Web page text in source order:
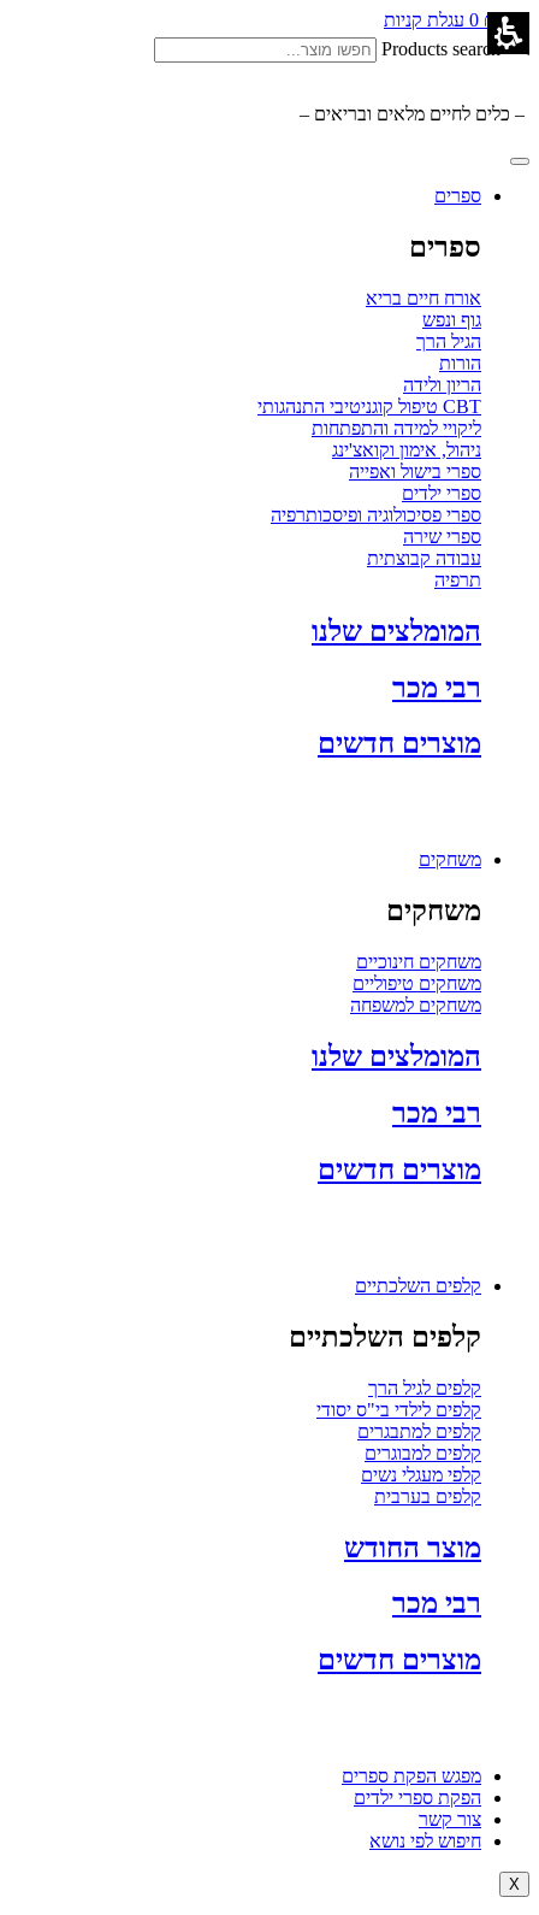
₪ 0.00
0 עגלת קניות
Products search
– כלים לחיים מלאים ובריאים –
ספרים
ספרים
אורח חיים בריא
גוף ונפש
הגיל הרך
הורות
הריון ולידה
CBT טיפול קוגניטיבי התנהגותי
ליקויי למידה והתפתחות
ניהול, אימון וקואצ'ינג
ספרי בישול ואפייה
ספרי ילדים
ספרי פסיכולוגיה ופיסכותרפיה
ספרי שירה
עבודה קבוצתית
תרפיה
המומלצים שלנו
רבי מכר
מוצרים חדשים
משחקים
משחקים
משחקים חינוכיים
משחקים טיפוליים
משחקים למשפחה
המומלצים שלנו
רבי מכר
מוצרים חדשים
קלפים השלכתיים
קלפים השלכתיים
קלפים לגיל הרך
קלפים לילדי בי"ס יסודי
קלפים למתבגרים
קלפים למבוגרים
קלפי מעגלי נשים
קלפים בערבית
מוצר החודש
רבי מכר
מוצרים חדשים
מפגש הפקת ספרים
הפקת ספרי ילדים
צור קשר
חיפוש לפי נושא
X